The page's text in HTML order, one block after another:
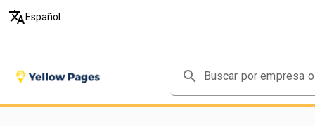
translate Español
search